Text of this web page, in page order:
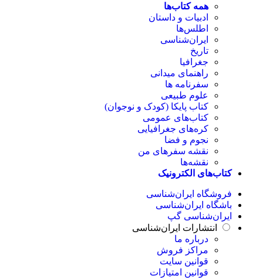
همه کتاب‌ها
ادبیات و داستان
اطلس‌ها
ایران‌شناسی
تاریخ
جغرافیا
راهنمای میدانی
سفرنامه‌ ها
علوم طبیعی
کتاب‌ پایکا (کودک و نوجوان)
کتاب‌های عمومی
کره‌های جغرافیایی
نجوم و فضا
نقشه سفرهای من
نقشه‌ها
کتاب‌های الکترونیک
فروشگاه ایران‌شناسی
باشگاه ایران‌شناسی
ایران‌شناسی گپ
انتشارات ایران‌شناسی
درباره ما
مراکز فروش
قوانین سایت
قوانین امتیازات